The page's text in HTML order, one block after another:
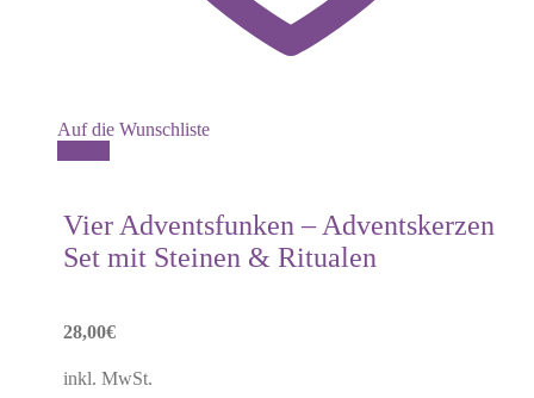
Auf die Wunschliste
Vier Adventsfunken – Adventskerzen
Set mit Steinen & Ritualen
28,00€
inkl. MwSt.